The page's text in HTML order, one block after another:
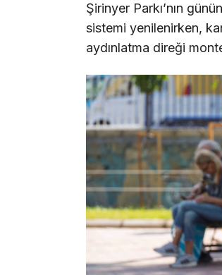
Şirinyer Parkı’nın
sistemi yenilenirken,
aydınlatma direği